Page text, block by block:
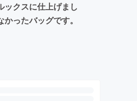
ックスに仕上げまし
ったバッグです。